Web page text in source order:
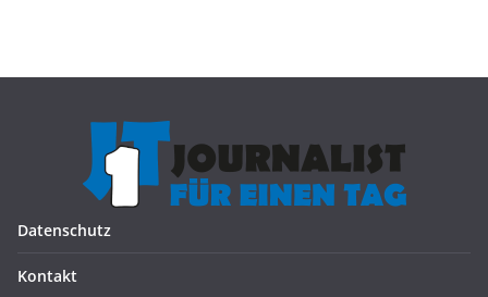
Datenschutz
Kontakt